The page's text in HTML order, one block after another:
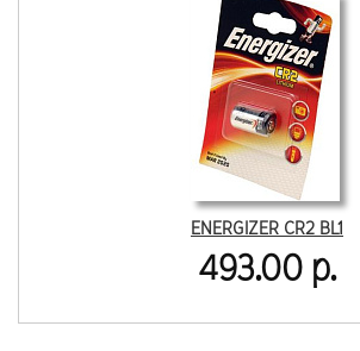
ENERGIZER CR2 BL1
493.00 р.